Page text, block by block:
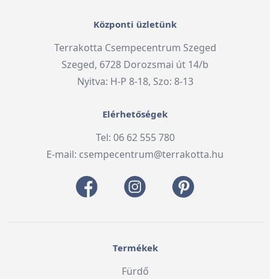
Központi üzletünk
Terrakotta Csempecentrum Szeged
Szeged, 6728 Dorozsmai út 14/b
Nyitva: H-P 8-18, Szo: 8-13
Elérhetőségek
Tel: 06 62 555 780
E-mail: csempecentrum@terrakotta.hu
Termékek
Fürdő